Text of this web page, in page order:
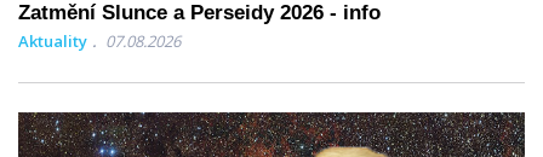
Zatmění Slunce a Perseidy 2026 - info
Aktuality 07.08.2026